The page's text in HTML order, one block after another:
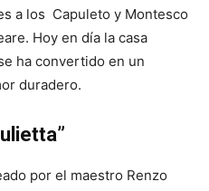
a los Capuleto y Montesco
Hoy en día la casa
ha convertido en un
duradero.
por el maestro Renzo